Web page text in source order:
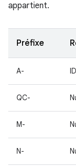
appartient.
Préfixe
A-
QC-
M-
N-